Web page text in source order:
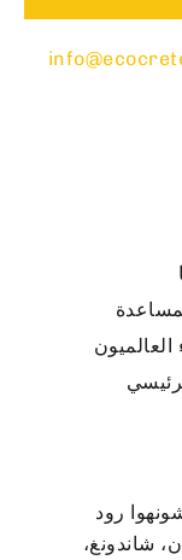
العالميون
رود
شاندونغ،